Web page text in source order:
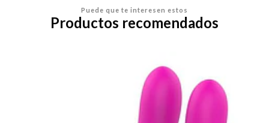
Puede que te interesen estos
Productos recomendados